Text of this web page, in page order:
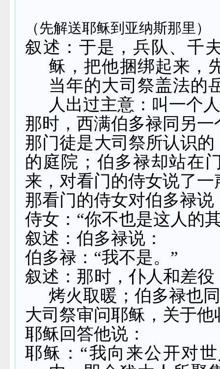
（先解送耶稣到亚纳斯那里）
叙述：于是，兵队、千
稣，把他捆绑起来，
当年的大司祭盖法的
人出过主意：叫一个
那时，西满伯多禄同另
那门徒是大司祭所认识
的庭院；伯多禄却站在
来，对看门的侍女说了
那看门的侍女对伯多禄说
侍女：“你不也是这人的
叙述：伯多禄说：
伯多禄：“我不是。”
叙述：那时，仆人和差
烤火取暖；伯多禄也
大司祭审问耶稣，关于
耶稣回答他说：
耶稣：“我向来公开对